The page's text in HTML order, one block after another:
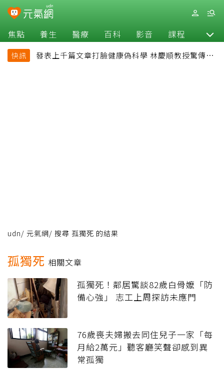
焦點 養生 醫療 百科 影音 課程 退休
快訊
發表上千篇文章打臉健康偽科學 林慶順教授驚傳意
udn/ 元氣網/ 搜尋 孤獨死 的結果
孤獨死 相關文章
孤獨死！鄰居驚談82歲白骨嬤「防
備心強」 志工上周探訪未應門
76歲喪夫婦搬去同住兒子一家「每
月給2萬元」聽客廳笑聲卻感到異
常孤獨